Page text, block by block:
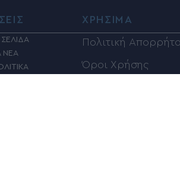
ΝΕΑ
ΧΡΗΣΙΜΑ
Πολιτική
Όροι Χρήσης